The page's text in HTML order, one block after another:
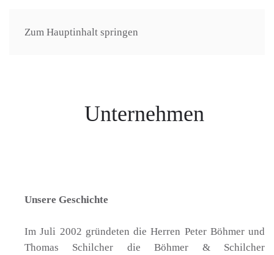
Zum Hauptinhalt springen
Unternehmen
Unsere Geschichte
Im Juli 2002 gründeten die Herren Peter Böhmer und
Thomas Schilcher die Böhmer & Schilcher